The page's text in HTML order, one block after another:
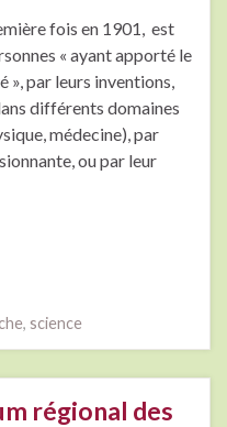
fois en 1901, est
« ayant apporté le
», par leurs inventions,
différents domaines
médecine), par
ou par leur
, science
régional des